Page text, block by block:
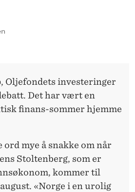
Oljefondets investeringer
Det har vært en
finans-sommer hjemme
ord mye å snakke om når
Stoltenberg, som er
kommer til
«Norge i en urolig